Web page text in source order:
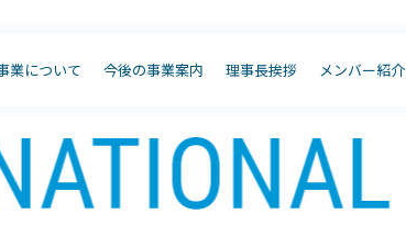
業について 今後の事業案内 理事長挨拶 メンバー紹介